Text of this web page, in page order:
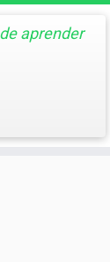
aprender